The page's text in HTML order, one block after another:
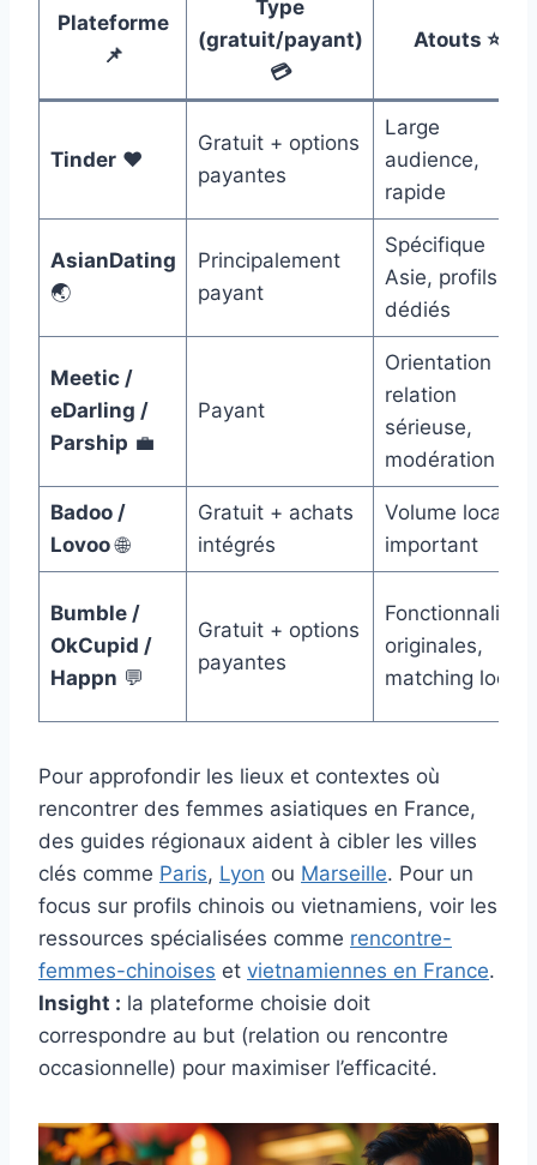
Plateforme
📌
Type
(gratuit/payant)
💳
Atouts ⭐
Tinder❤️
Gratuit + options
payantes
Large
audience,
rapide
AsianDating
🌏
Principalement
payant
Spécifique
Asie, profils
dédiés
Meetic /
eDarling /
Parship 💼
Payant
Orientation
relation
sérieuse,
modération
Badoo /
Lovoo🌐
Gratuit + achats
intégrés
Volume local
important
Bumble /
OkCupid /
Happn 💬
Gratuit + options
payantes
Fonctionnalités
originales,
matching local
Pour approfondir les lieux et contextes où
rencontrer des femmes asiatiques en France,
des guides régionaux aident à cibler les villes
clés comme Paris, Lyon ou Marseille. Pour un
focus sur profils chinois ou vietnamiens, voir les
ressources spécialisées comme rencontre-
femmes-chinoises et vietnamiennes en France.
Insight : la plateforme choisie doit
correspondre au but (relation ou rencontre
occasionnelle) pour maximiser l’efficacité.